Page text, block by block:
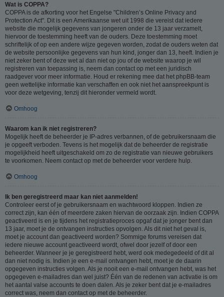
Wat is COPPA?
COPPA is de afkorting voor het Engelse "Children’s Online Privacy and
Protection Act". Dit is een Amerikaanse wet uit 1998 die vereist dat iedere
website die mogelijk gegevens van jongeren onder de 13 jaar verzamelt,
hiervoor de toestemming heeft van de ouders. Deze toestemming moet
schriftelijk of op een andere wijze gegeven worden, zodat de ouders weten dat
de website persoonlijke gegevens van hun kind, jonger dan 13, heeft. Indien je
niet zeker bent of deze wet al dan niet op jou of de website waarop je wil
registreren van toepassing is, neem dan contact op met een juridisch
raadgever voor meer informatie. Houd er rekening mee dat het phpBB-team
geen wettelijke informatie kan verschaffen en ook niet het aanspreekpunt is
voor deze wetgeving, tenzij dit hieronder vermeld wordt.
Omhoog
Waarom kan ik niet registreren?
Mogelijk heeft de beheerder je IP-adres verbannen, of de gebruikersnaam die
je opgeeft verboden. Tevens is het mogelijk dat de beheerder de registratie
mogelijkheid heeft uitgeschakeld om zo de registratie van nieuwe gebruikers
te voorkomen. Neem contact op met de beheerder voor verdere hulp.
Omhoog
Ik ben geregistreerd maar kan niet aanmelden!
Controleer eerst of je gebruikersnaam en wachtwoord kloppen. Indien ze
correct zijn, kan één of meerdere zaken hiervan de oorzaak zijn. Indien COPPA
geactiveerd is en je tijdens het registratieproces opgaf dat je jonger bent dan
13 jaar, moet je de ontvangen instructies opvolgen. Als dit niet het geval is,
moet je account dan geactiveerd worden? Sommige forums vereisen dat
iedere nieuwe account geactiveerd wordt, ofwel door jezelf of door een
beheerder. Wanneer je je geregistreerd hebt, werd ook medegedeeld of dit al
dan niet nodig is. Indien je een e-mail ontvangen hebt, moet je de daarin
opgegeven instructies volgen. Als je nooit een e-mail ontvangen hebt, was het
opgegeven e-mailadres dan wel juist? Één van de redenen van activatie is om
het aantal valse accounts te doen dalen. Als je zeker bent dat je e-mailadres
correct was, neem dan contact op met de beheerder.